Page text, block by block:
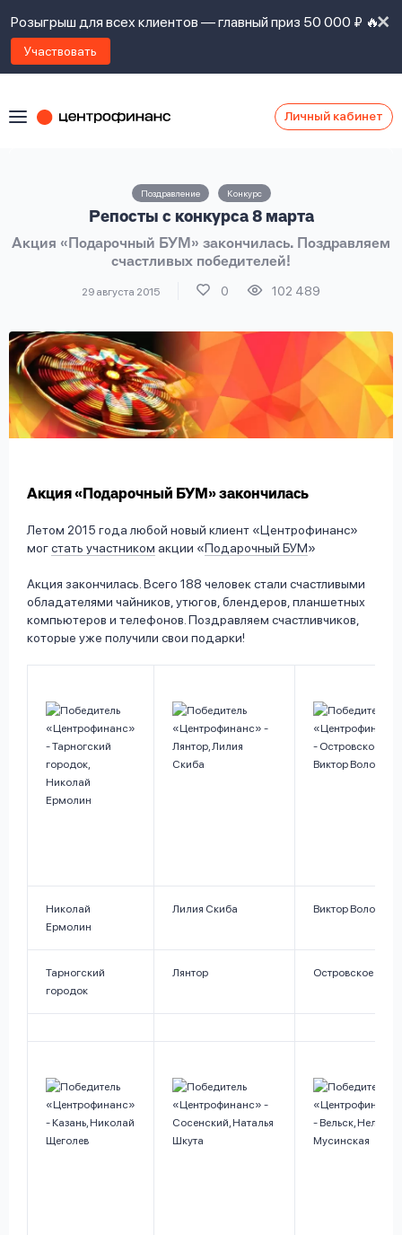
Розыгрыш для всех клиентов — главный приз 50 000 ₽ 🔥
Участвовать
Личный кабинет
Поздравление Конкурс
Репосты с конкурса 8 марта
Акция «Подарочный БУМ» закончилась. Поздравляем
счастливых победителей!
29 августа 2015 0 102 489
Акция «Подарочный БУМ» закончилась
Летом 2015 года любой новый клиент «Центрофинанс»
могстать участником акции «Подарочный БУМ»
Акция закончилась. Всего 188 человек стали счастливыми
обладателями чайников, утюгов, блендеров, планшетных
компьютеров и телефонов. Поздравляем счастливчиков,
которые уже получили свои подарки!
Николай
Ермолин
Лилия Скиба Виктор Вологжин
Тарногский
городок
Лянтор Островское
Войти под другим номером
контакты
Задать
вопрос
на
вопросы
правилами
предоставления
политикой
согласие
на
обработку
личных
данных